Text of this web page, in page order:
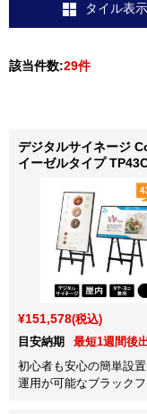
タイル表示
該当件数:29件
デジタルサイネージ
イーゼルタイプ
¥151,578(税込)
目安納期
最短1週間後
初心者も安心の簡単設
運用が可能なブラック